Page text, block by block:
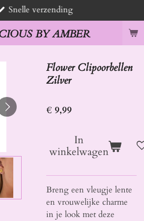
BY AMBER
Snelle verzending
Flower Clipoorbellen
Zilver
€ 9,99
In
winkelwagen
Breng een vleugje lente
en vrouwelijke charme
in je look met deze